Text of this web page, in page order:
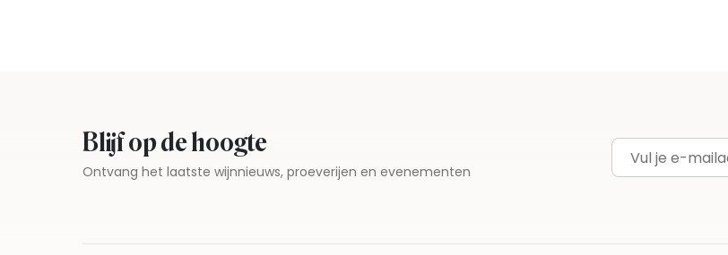
Blijf op de hoogte
Ontvang het laatste wijnnieuws, proeverijen en evenementen E-mailadres